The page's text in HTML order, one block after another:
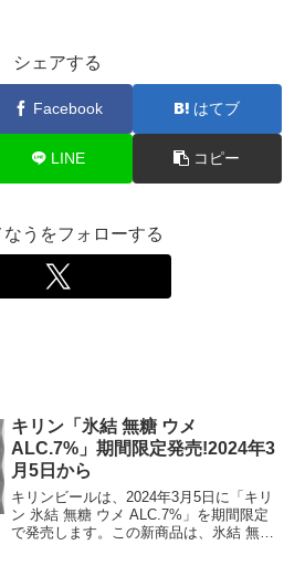
シェアする
Facebook はてブ
LINE コピー
なうをフォローする
キリン「氷結 無糖 ウメ
ALC.7%」期間限定発売!2024年3
月5日から
キリンビールは、2024年3月5日に「キリ
ン 氷結 無糖 ウメ ALC.7%」を期間限定
で発売します。この新商品は、氷結 無糖